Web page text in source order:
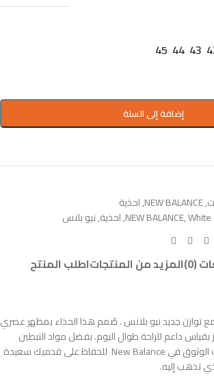
43
44
45
إضافة إلى السلة
,
NEW BALANCE
,احذية
NEW BALANCE,
,احذية,نيو بلنس
(0) المزيد من المنتجاتاطلب المنتج
مع توازن جديد نيو بلانس . صُمم هذا الحذاء بمظهر عصري
بقياس داعم للراحة طوال اليوم. بفضل مواد التبطين
والتهوية الفائقة ، يمكنك الوثوق في New Balance للحفاظ على قدميك سعيدة
تذهب إليه.